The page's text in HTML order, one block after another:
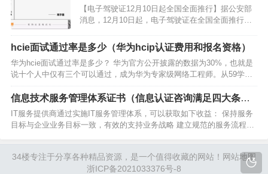
米、英特尔入股张艺谋等创办的VR公司
；特斯拉推出儿童电动车丨邦早报
【电子驾驶证12月10日起全国全面推行】据公安部
消息，12月10日起，电子驾驶证在全国全面推行。
安等200个城市，5000多万名驾驶人领取了电子驾驶
证，实现手机在线“亮证”。电子驾驶证通过全国
“交…
hcie面试通过率是多少（华为hcip认证费用和报名资格）
华为hcie面试通过率是多少？ 华为官方公开披露的数据为30%，也就是
说十个人中仅有三个可以通过，成为华为专家级网络工程师。从59学习
网站长所接触考生的实际情况来看，通过率至少也是五五开，大于
50%，因此不必过于担心。 HCIE面试考点涵盖…
信息技术服务管理体系证书（信息认证咨询满足四大条
件）
IT服务提供商通过实施IT服务管理体系，可以获取如下收益： 保持服务
目标与企业业务目标一致，有效的支持业务战略 建立规范的服务流程，
34楼专注于分享各种精品资源，是一个值得收藏的网站！ 网站地图
浙ICP备2021033376号-8